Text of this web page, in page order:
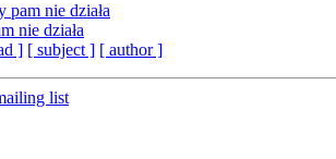
pam nie działa
nie działa
] [ subject ] [ author ]
list